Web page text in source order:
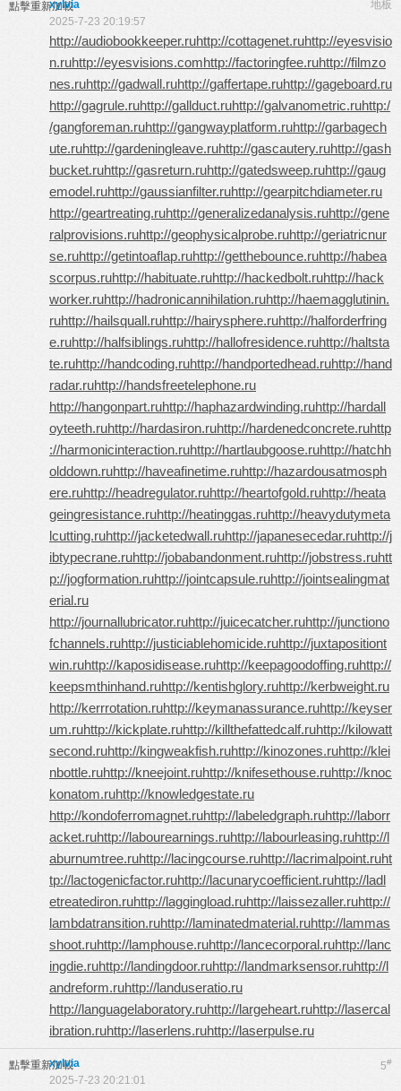
點擊重新加載 地板
xylvia
2025-7-23 20:19:57
http://audiobookkeeper.ruhttp://cottagenet.ruhttp://eyesvisio
n.ruhttp://eyesvisions.comhttp://factoringfee.ruhttp://filmzo
nes.ruhttp://gadwall.ruhttp://gaffertape.ruhttp://gageboard.ru
http://gagrule.ruhttp://gallduct.ruhttp://galvanometric.ruhttp:/
/gangforeman.ruhttp://gangwayplatform.ruhttp://garbagech
ute.ruhttp://gardeningleave.ruhttp://gascautery.ruhttp://gash
bucket.ruhttp://gasreturn.ruhttp://gatedsweep.ruhttp://gaug
emodel.ruhttp://gaussianfilter.ruhttp://gearpitchdiameter.ru
http://geartreating.ruhttp://generalizedanalysis.ruhttp://gene
ralprovisions.ruhttp://geophysicalprobe.ruhttp://geriatricnur
se.ruhttp://getintoaflap.ruhttp://getthebounce.ruhttp://habea
scorpus.ruhttp://habituate.ruhttp://hackedbolt.ruhttp://hack
worker.ruhttp://hadronicannihilation.ruhttp://haemagglutinin.
ruhttp://hailsquall.ruhttp://hairysphere.ruhttp://halforderfring
e.ruhttp://halfsiblings.ruhttp://hallofresidence.ruhttp://haltsta
te.ruhttp://handcoding.ruhttp://handportedhead.ruhttp://hand
radar.ruhttp://handsfreetelephone.ru
http://hangonpart.ruhttp://haphazardwinding.ruhttp://hardall
oyteeth.ruhttp://hardasiron.ruhttp://hardenedconcrete.ruhttp
://harmonicinteraction.ruhttp://hartlaubgoose.ruhttp://hatchh
olddown.ruhttp://haveafinetime.ruhttp://hazardousatmosph
ere.ruhttp://headregulator.ruhttp://heartofgold.ruhttp://heata
geingresistance.ruhttp://heatinggas.ruhttp://heavydutymeta
lcutting.ruhttp://jacketedwall.ruhttp://japanesecedar.ruhttp://j
ibtypecrane.ruhttp://jobabandonment.ruhttp://jobstress.ruhtt
p://jogformation.ruhttp://jointcapsule.ruhttp://jointsealingmat
erial.ru
http://journallubricator.ruhttp://juicecatcher.ruhttp://junctiono
fchannels.ruhttp://justiciablehomicide.ruhttp://juxtapositiont
win.ruhttp://kaposidisease.ruhttp://keepagoodoffing.ruhttp://
keepsmthinhand.ruhttp://kentishglory.ruhttp://kerbweight.ru
http://kerrrotation.ruhttp://keymanassurance.ruhttp://keyser
um.ruhttp://kickplate.ruhttp://killthefattedcalf.ruhttp://kilowatt
second.ruhttp://kingweakfish.ruhttp://kinozones.ruhttp://klei
nbottle.ruhttp://kneejoint.ruhttp://knifesethouse.ruhttp://knoc
konatom.ruhttp://knowledgestate.ru
http://kondoferromagnet.ruhttp://labeledgraph.ruhttp://laborr
acket.ruhttp://labourearnings.ruhttp://labourleasing.ruhttp://l
aburnumtree.ruhttp://lacingcourse.ruhttp://lacrimalpoint.ruht
tp://lactogenicfactor.ruhttp://lacunarycoefficient.ruhttp://ladl
etreatediron.ruhttp://laggingload.ruhttp://laissezaller.ruhttp://
lambdatransition.ruhttp://laminatedmaterial.ruhttp://lammas
shoot.ruhttp://lamphouse.ruhttp://lancecorporal.ruhttp://lanc
ingdie.ruhttp://landingdoor.ruhttp://landmarksensor.ruhttp://l
andreform.ruhttp://landuseratio.ru
http://languagelaboratory.ruhttp://largeheart.ruhttp://lasercal
ibration.ruhttp://laserlens.ruhttp://laserpulse.ru
點擊重新加載 5#
xylvia
2025-7-23 20:21:01